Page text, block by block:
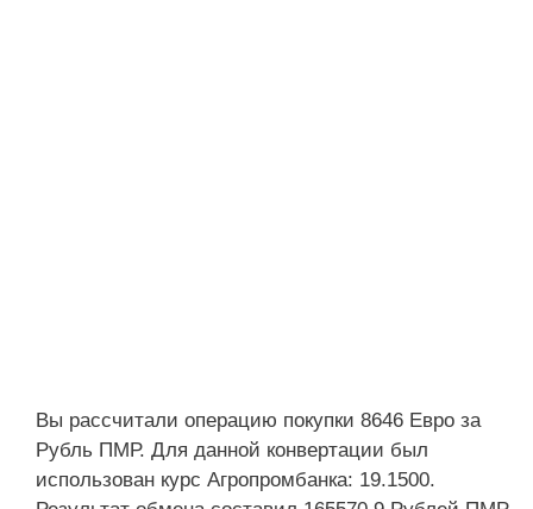
Вы рассчитали операцию покупки 8646 Евро за
Рубль ПМР. Для данной конвертации был
использован курс Агропромбанка: 19.1500.